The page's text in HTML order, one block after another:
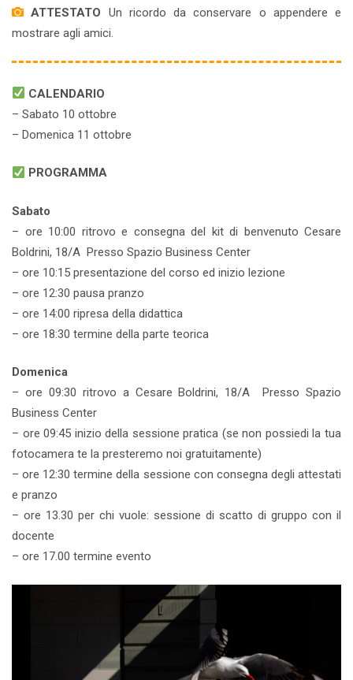
ATTESTATO Un ricordo da conservare o appendere e
mostrare agli amici.
CALENDARIO
– Sabato 10 ottobre
– Domenica 11 ottobre
PROGRAMMA
Sabato
– ore 10:00 ritrovo e consegna del kit di benvenuto Cesare
Boldrini, 18/A Presso Spazio Business Center
– ore 10:15 presentazione del corso ed inizio lezione
– ore 12:30 pausa pranzo
– ore 14:00 ripresa della didattica
– ore 18:30 termine della parte teorica
Domenica
– ore 09:30 ritrovo a Cesare Boldrini, 18/A Presso Spazio
Business Center
– ore 09:45 inizio della sessione pratica (se non possiedi la tua
fotocamera te la presteremo noi gratuitamente)
– ore 12:30 termine della sessione con consegna degli attestati
e pranzo
– ore 13.30 per chi vuole: sessione di scatto di gruppo con il
docente
– ore 17.00 termine evento